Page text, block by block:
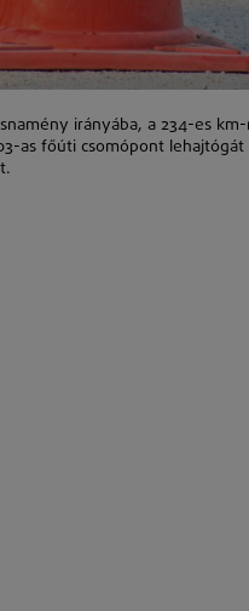
irányába, a 234-es
as főúti csomópont